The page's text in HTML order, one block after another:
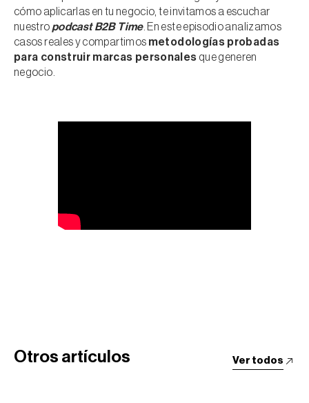
cómo aplicarlas en tu negocio, te invitamos a escuchar
nuestro podcast B2B Time. En este episodio analizamos
casos reales y compartimos metodologías probadas
para construir marcas personales que generen
negocio.
Otros artículos Ver todos